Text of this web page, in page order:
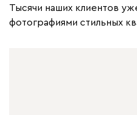
Тысячи наших клиентов
фотографиями стильных